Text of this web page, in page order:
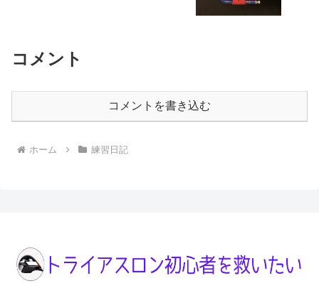
コメント
コメントを書き込む
ホーム 練習日記